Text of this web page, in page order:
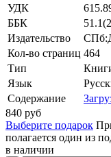
УДК
ББК
Издательство
Кол-во страниц 464
Тип
Язык
Содержание
840 руб
Выберите подарок
полагается один из
в наличии